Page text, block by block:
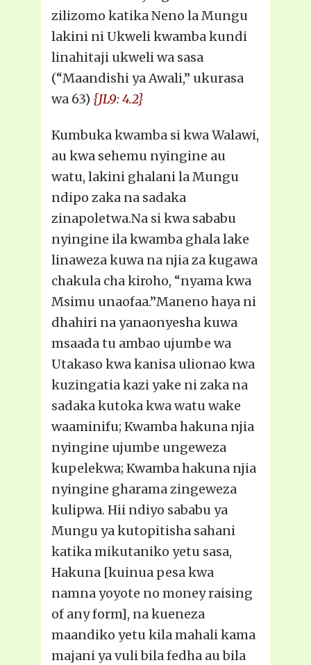
zilizomo katika Neno la Mungu
lakini ni Ukweli kwamba kundi
linahitaji ukweli wa sasa
(“Maandishi ya Awali,” ukurasa
wa 63) {JL9: 4.2}
Kumbuka kwamba si kwa Walawi,
au kwa sehemu nyingine au
watu, lakini ghalani la Mungu
ndipo zaka na sadaka
zinapoletwa.Na si kwa sababu
nyingine ila kwamba ghala lake
linaweza kuwa na njia za kugawa
chakula cha kiroho, “nyama kwa
Msimu unaofaa.”Maneno haya ni
dhahiri na yanaonyesha kuwa
msaada tu ambao ujumbe wa
Utakaso kwa kanisa ulionao kwa
kuzingatia kazi yake ni zaka na
sadaka kutoka kwa watu wake
waaminifu; Kwamba hakuna njia
nyingine ujumbe ungeweza
kupelekwa; Kwamba hakuna njia
nyingine gharama zingeweza
kulipwa. Hii ndiyo sababu ya
Mungu ya kutopitisha sahani
katika mikutaniko yetu sasa,
Hakuna [kuinua pesa kwa
namna yoyote no money raising
of any form], na kueneza
maandiko yetu kila mahali kama
majani ya vuli bila fedha au bila